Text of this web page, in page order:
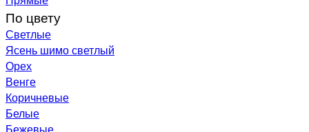
По цвету
Светлые
Ясень шимо светлый
Орех
Венге
Коричневые
Белые